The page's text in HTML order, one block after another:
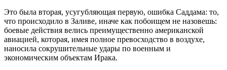
Это была вторая, усугубляющая первую, ошибка Саддама: то,
что происходило в Заливе, иначе как побоищем не назовешь:
боевые действия велись преимущественно американской
авиацией, которая, имея полное превосходство в воздухе,
наносила сокрушительные удары по военным и
экономическим объектам Ирака.